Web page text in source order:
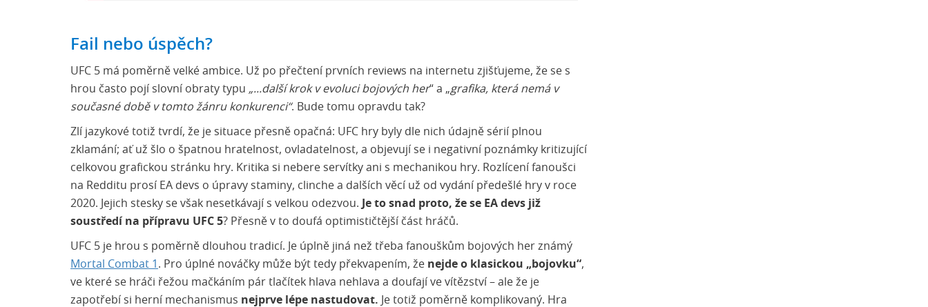
Fail nebo úspěch?
UFC 5 má poměrně velké ambice. Už po přečtení prvních reviews na internetu zjišťujeme, že se s
hrou často pojí slovní obraty typu „...další krok v evoluci bojových her“ a „grafika, která nemá v
současné době v tomto žánru konkurenci“. Bude tomu opravdu tak?
Zlí jazykové totiž tvrdí, že je situace přesně opačná: UFC hry byly dle nich údajně sérií plnou
zklamání; ať už šlo o špatnou hratelnost, ovladatelnost, a objevují se i negativní poznámky kritizující
celkovou grafickou stránku hry. Kritika si nebere servítky ani s mechanikou hry. Rozlícení fanoušci
na Redditu prosí EA devs o úpravy staminy, clinche a dalších věcí už od vydání předešlé hry v roce
2020. Jejich stesky se však nesetkávají s velkou odezvou.
Je to snad proto, že se EA devs již
soustředí na přípravu UFC 5? Přesně v to doufá optimističtější část hráčů.
UFC 5 je hrou s poměrně dlouhou tradicí. Je úplně jiná než třeba fanouškům bojových her známý
Mortal Combat 1 . Pro úplné nováčky může být tedy překvapením, že nejde o klasickou „bojovku“,
ve které se hráči řežou mačkáním pár tlačítek hlava nehlava a doufají ve vítězství – ale že je
zapotřebí si herní mechanismus nejprve lépe nastudovat. Je totiž poměrně komplikovaný. Hra